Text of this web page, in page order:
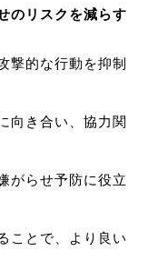
のリスクを減らす
撃的な行動を抑制
向き合い、協力関
がらせ予防に役立
ことで、より良い